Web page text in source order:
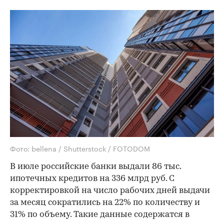
Фото: bellena / Shutterstock / FOTODOM
В июле российские банки выдали 86 тыс.
ипотечных кредитов на 336 млрд руб. С
корректировкой на число рабочих дней выдачи
за месяц сократились на 22% по количеству и
31% по объему. Такие данные содержатся в